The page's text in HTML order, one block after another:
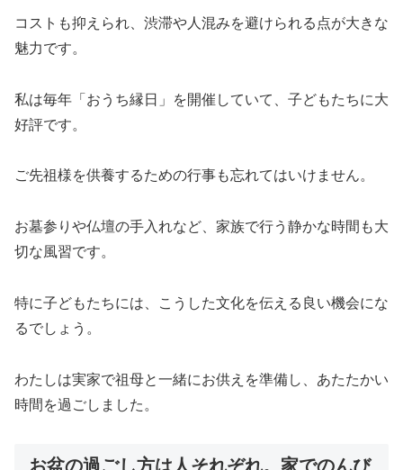
コストも抑えられ、渋滞や人混みを避けられる点が大きな
魅力です。
私は毎年「おうち縁日」を開催していて、子どもたちに大
好評です。
ご先祖様を供養するための行事も忘れてはいけません。
お墓参りや仏壇の手入れなど、家族で行う静かな時間も大
切な風習です。
特に子どもたちには、こうした文化を伝える良い機会にな
るでしょう。
わたしは実家で祖母と一緒にお供えを準備し、あたたかい
時間を過ごしました。
お盆の過ごし方は人それぞれ。家でのんび